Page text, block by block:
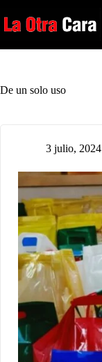
al
contenido
De un solo uso
3 julio, 2024